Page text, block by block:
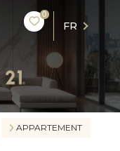
0
FR
APPARTEMENT